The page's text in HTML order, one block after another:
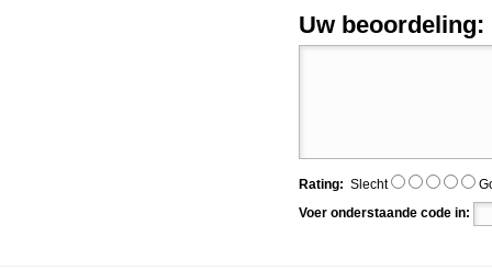
Uw beoordeling:
Rating: Slecht
Voer onderstaande code in: